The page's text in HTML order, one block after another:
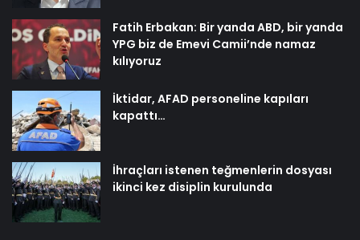
Fatih Erbakan: Bir yanda ABD, bir yanda
YPG biz de Emevi Camii’nde namaz
kılıyoruz
İktidar, AFAD personeline kapıları
kapattı…
İhraçları istenen teğmenlerin dosyası
ikinci kez disiplin kurulunda